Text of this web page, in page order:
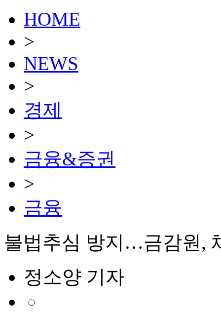
HOME
>
NEWS
>
경제
>
금융&증권
>
금융
불법추심 방지…금감원,
정소양 기자